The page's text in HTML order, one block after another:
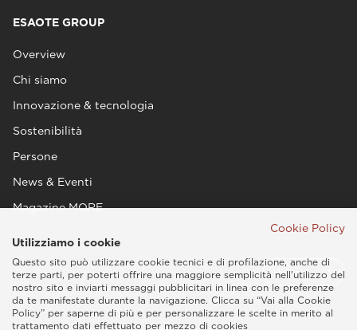
ESAOTE GROUP
Overview
Chi siamo
Innovazione & tecnologia
Sostenibilità
Persone
News & Eventi
Magazine MORE
Cookie Policy
Utilizziamo i cookie
Questo sito può utilizzare cookie tecnici e di profilazione, anche di
terze parti, per poterti offrire una maggiore semplicità nell'utilizzo del
nostro sito e inviarti messaggi pubblicitari in linea con le preferenze
da te manifestate durante la navigazione. Clicca su “Vai alla Cookie
Policy” per saperne di più e per personalizzare le scelte in merito al
trattamento dati effettuato per mezzo di cookies